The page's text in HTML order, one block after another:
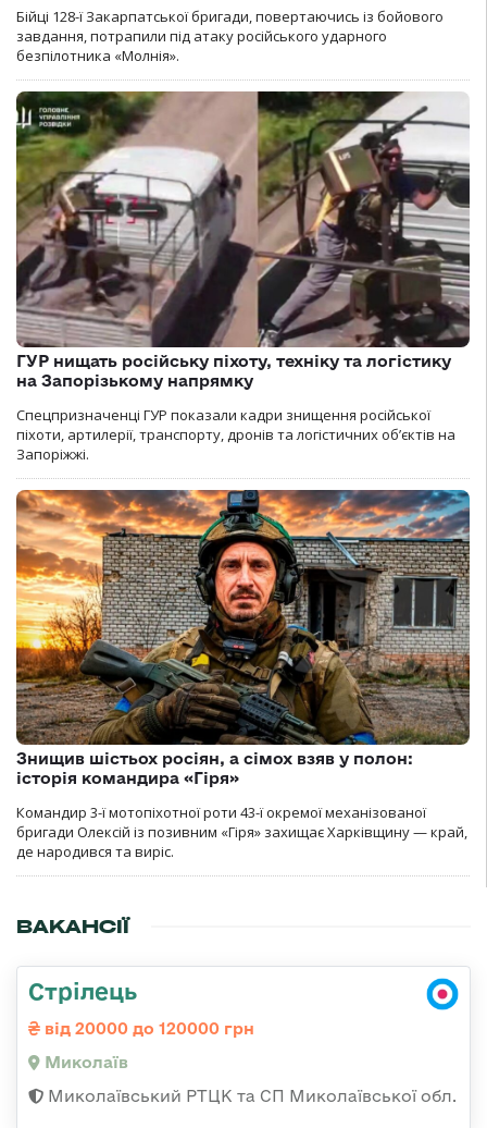
Бійці 128-ї Закарпатської бригади, повертаючись із бойового
завдання, потрапили під атаку російського ударного
безпілотника «Молнія».
ГУР нищать російську піхоту, техніку та логістику
на Запорізькому напрямку
Спецпризначенці ГУР показали кадри знищення російської
піхоти, артилерії, транспорту, дронів та логістичних об’єктів на
Запоріжжі.
Знищив шістьох росіян, а сімох взяв у полон:
історія командира «Гіря»
Командир 3-ї мотопіхотної роти 43-ї окремої механізованої
бригади Олексій із позивним «Гіря» захищає Харківщину — край,
де народився та виріс.
ВАКАНСІЇ
Стрілець
від 20000 до 120000 грн
Миколаїв
Миколаївський РТЦК та СП Миколаївської обл.